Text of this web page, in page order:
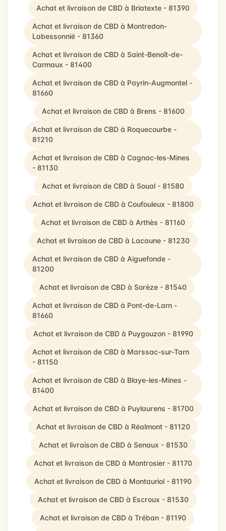
Achat et livraison de CBD à Briatexte - 81390
Achat et livraison de CBD à Montredon-
Labessonnié - 81360
Achat et livraison de CBD à Saint-Benoît-de-
Carmaux - 81400
Achat et livraison de CBD à Payrin-Augmontel -
81660
Achat et livraison de CBD à Brens - 81600
Achat et livraison de CBD à Roquecourbe -
81210
Achat et livraison de CBD à Cagnac-les-Mines
- 81130
Achat et livraison de CBD à Soual - 81580
Achat et livraison de CBD à Coufouleux - 81800
Achat et livraison de CBD à Arthès - 81160
Achat et livraison de CBD à Lacaune - 81230
Achat et livraison de CBD à Aiguefonde -
81200
Achat et livraison de CBD à Sorèze - 81540
Achat et livraison de CBD à Pont-de-Larn -
81660
Achat et livraison de CBD à Puygouzon - 81990
Achat et livraison de CBD à Marssac-sur-Tarn
- 81150
Achat et livraison de CBD à Blaye-les-Mines -
81400
Achat et livraison de CBD à Puylaurens - 81700
Achat et livraison de CBD à Réalmont - 81120
Achat et livraison de CBD à Senaux - 81530
Achat et livraison de CBD à Montrosier - 81170
Achat et livraison de CBD à Montauriol - 81190
Achat et livraison de CBD à Escroux - 81530
Achat et livraison de CBD à Tréban - 81190